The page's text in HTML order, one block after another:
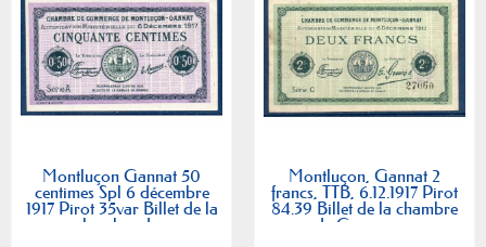
Montluçon Gannat 50
centimes Spl 6 décembre
1917 Pirot 35var Billet de la
chambre de...
Montluçon, Gannat 2
francs, TTB, 6.12.1917 Pirot
84.39 Billet de la chambre
de Commerce